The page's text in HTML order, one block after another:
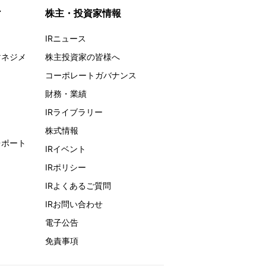
ジメ
ート
株主・投資家情報
IRニュース
株主投資家の皆様へ
コーポレートガバナンス
財務・業績
IRライブラリー
株式情報
IRイベント
IRポリシー
IRよくあるご質問
IRお問い合わせ
電子公告
免責事項